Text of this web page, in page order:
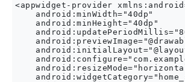
<appwidget-provider
    android:minWidth="40dp"
    android:minHeight="40dp"